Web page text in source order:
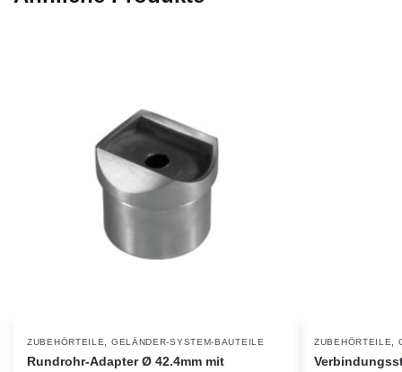
ZUBEHÖRTEILE GELÄNDER-SYSTEM-BAUTEILE
Rundrohr-Adapter Ø 42.4mm mit
ZUBEHÖRTEILE